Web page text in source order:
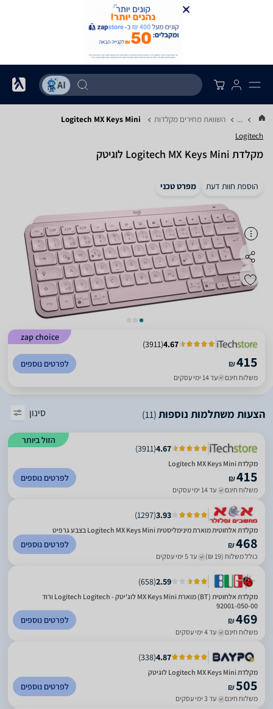
... השוואת מחירים מקלדות Logitech MX Keys Mini
Logitech
‏מקלדת Logitech MX Keys Mini לוגיטק
הוספת חוות דעת מפרט טכני
zap choice
4.67
(
3911
)
₪415
משלוח חינם עד 14 ימי עסקים
לפרטים נוספים
הצעות משתלמות נוספות(11) סינון
הזול ביותר
4.67
(
3911
)
מקלדת Logitech MX Keys Mini
₪415
משלוח חינם עד 14 ימי עסקים
לפרטים נוספים
3.93
(
1297
)
מקלדת אלחוטית מוארת מינימליסטית Logitech MX Keys Mini בצבע גרפיט
₪468
כולל משלוח (19 ₪) עד 5 ימי עסקים
לפרטים נוספים
2.59
(
658
)
מקלדת אלחוטית (BT) מוארת MX Keys Mini לוג'יטק - Logitech Logitech ורוד
92001-050-00
₪469
משלוח חינם עד 4 ימי עסקים
לפרטים נוספים
4.87
(
338
)
‏מקלדת Logitech MX Keys Mini לוגיטק
₪505
משלוח חינם עד 3 ימי עסקים
לפרטים נוספים